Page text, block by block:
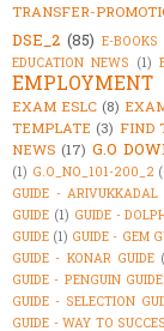
TRANSFER-
DSE_2 (85) E-BOOKS
EDUCATION NEWS (1)
EMPLOYMENT
EXAM ESLC (8)
TEMPLATE (3) FIND
NEWS (17) G.O
(1) G.O_NO_101-200_2
GUIDE - ARIVUKKADAL
GUIDE (1) GUIDE -
GUIDE (1) GUIDE - GEM
GUIDE - KONAR GUIDE
GUIDE - PENGUIN GUIDE
GUIDE - SELECTION
GUIDE - WAY TO